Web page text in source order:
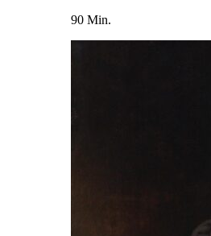
90 Min.